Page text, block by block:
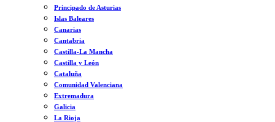
Principado de Asturias
Islas Baleares
Canarias
Cantabria
Castilla-La Mancha
Castilla y León
Cataluña
Comunidad Valenciana
Extremadura
Galicia
La Rioja